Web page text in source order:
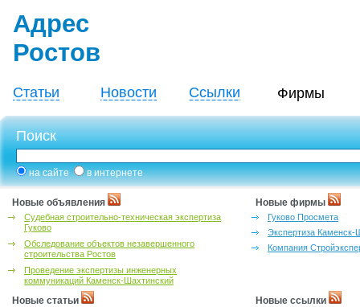
Адрес
Ростов
Статьи Новости Ссылки Фирмы
Поиск
на сайте в интернете
Новые объявления
Судебная строительно-техническая экспертиза
Гуково
Обследование объектов незавершенного
строительства Ростов
Проведение экспертизы инженерных
коммуникаций Каменск-Шахтинский
Новые фирмы
Гуково Просмета
Экспертиза Каменск-
Компания
Новые статьи Новые ссылки